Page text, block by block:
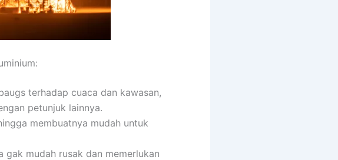
terhadap cuaca dan kawasan,
petunjuk lainnya.
membuatnya mudah untuk
mudah rusak dan memerlukan